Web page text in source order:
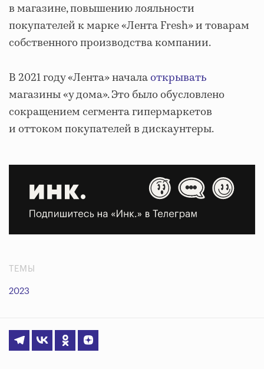
в магазине, повышению лояльности
покупателей к марке «Лента Fresh» и товарам
собственного производства компании.
В 2021 году «Лента» началаоткрывать
магазины «у дома». Это было обусловлено
сокращением сегмента гипермаркетов
и оттоком покупателей в дискаунтеры.
ТЕМЫ
2023